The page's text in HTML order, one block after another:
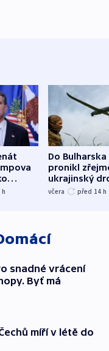
h
Do Bulharska
pronikl
ukrajinský
explodoval
včera před 14 h
snadné vrácení
Byť má
míří v létě do